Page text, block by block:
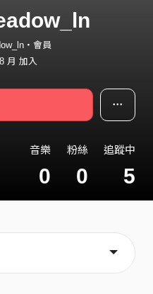
・會員
月 加入
音樂
0
粉絲
0
追蹤中
5